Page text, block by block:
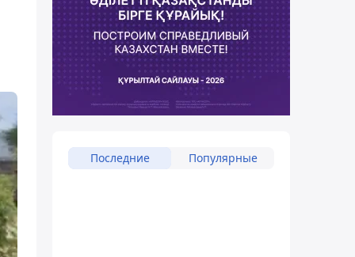
Последние Популярные